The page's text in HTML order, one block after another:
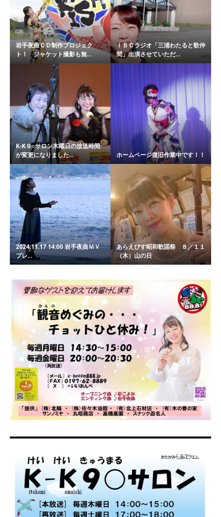
岩手夜曲ＣＤ制作プロジェク
ト！ ジャケット撮影も無...
ＩＢＣラジオ「三浦わたると歌仲
間」出演させていただ...
K-K９○サロン木曜日の放送時間
が変更になりました...
ホームページ復旧作業中です！！
2024.11.17 14:00 岩手夜曲ＭＶ
プレ...
あらえびす昭和歌謡祭 ８／１１
（木）山の日